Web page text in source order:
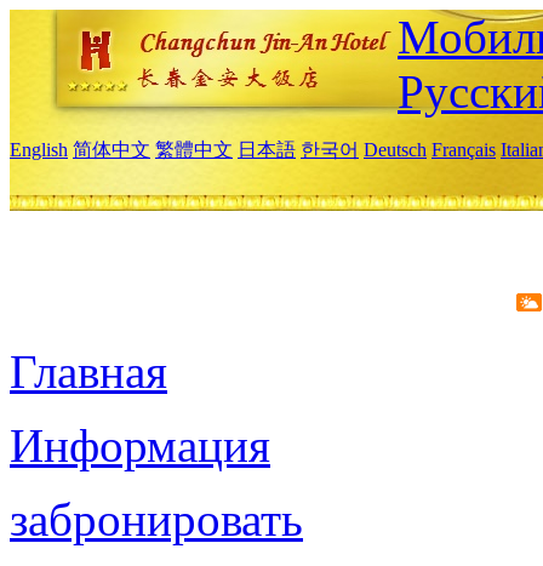
English 简体中文 繁體中文 日本語 한국어 Deutsch Français
Главная
Информация
забронировать